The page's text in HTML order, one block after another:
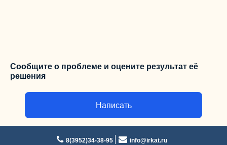
Сообщите о проблеме и оцените результат её
решения
Написать
8(3952)34-38-95 info@irkat.ru